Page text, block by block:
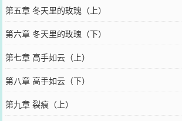
第五章 冬天里的玫瑰（上）
第六章 冬天里的玫瑰（下）
第七章 高手如云（上）
第八章 高手如云（下）
第九章 裂痕（上）